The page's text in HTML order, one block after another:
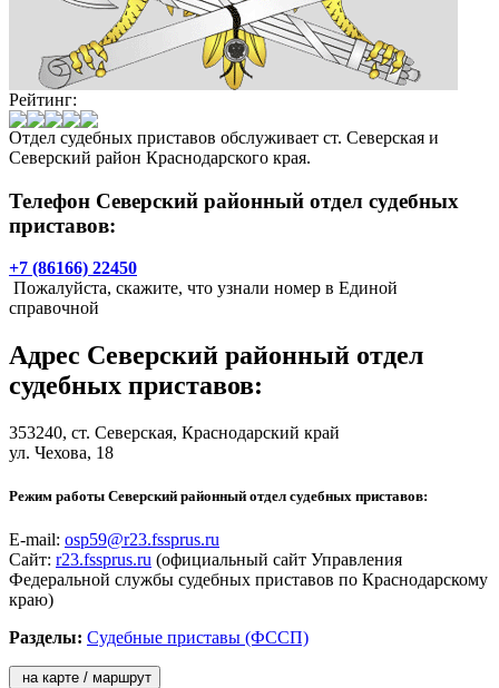
Рейтинг:
Отдел судебных приставов обслуживает ст. Северская и
Северский район Краснодарского края.
Телефон Северский районный отдел судебных
приставов:
+7 (86166) 22450
Пожалуйста, скажите, что узнали номер в Единой
справочной
Адрес Северский районный отдел
судебных приставов:
353240, ст. Северская, Краснодарский край
ул. Чехова, 18
Режим работы Северский районный отдел судебных приставов:
E-mail: osp59@r23.fssprus.ru
Сайт: r23.fssprus.ru (официальный сайт Управления
Федеральной службы судебных приставов по Краснодарскому
краю)
Разделы: Судебные приставы (ФССП)
на карте / маршрут